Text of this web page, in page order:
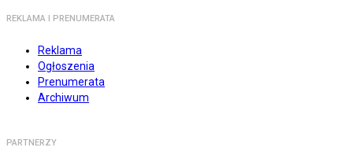
REKLAMA I PRENUMERATA
Reklama
Ogłoszenia
Prenumerata
Archiwum
PARTNERZY